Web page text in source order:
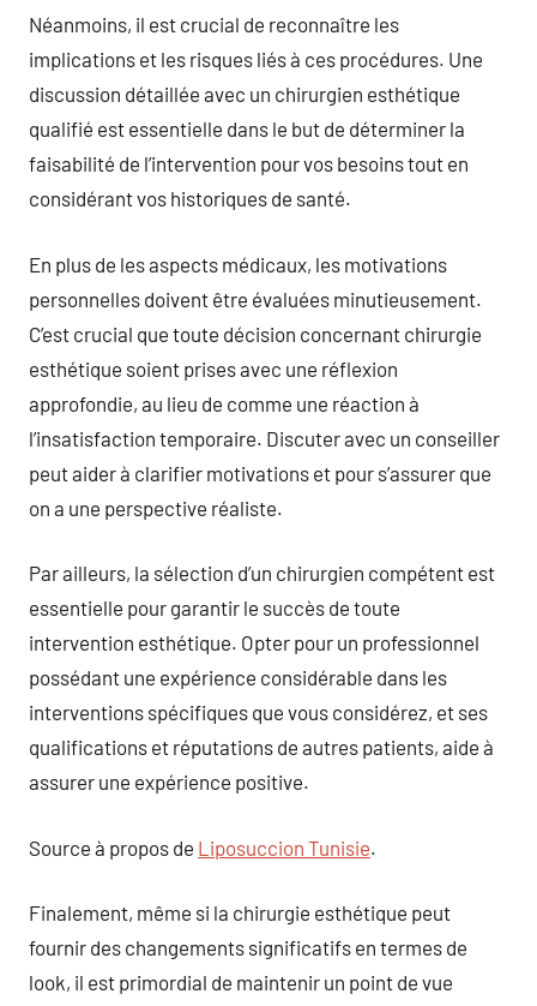
Néanmoins, il est crucial de reconnaître les
implications et les risques liés à ces procédures. Une
discussion détaillée avec un chirurgien esthétique
qualifié est essentielle dans le but de déterminer la
faisabilité de l’intervention pour vos besoins tout en
considérant vos historiques de santé.
En plus de les aspects médicaux, les motivations
personnelles doivent être évaluées minutieusement.
C’est crucial que toute décision concernant chirurgie
esthétique soient prises avec une réflexion
approfondie, au lieu de comme une réaction à
l’insatisfaction temporaire. Discuter avec un conseiller
peut aider à clarifier motivations et pour s’assurer que
on a une perspective réaliste.
Par ailleurs, la sélection d’un chirurgien compétent est
essentielle pour garantir le succès de toute
intervention esthétique. Opter pour un professionnel
possédant une expérience considérable dans les
interventions spécifiques que vous considérez, et ses
qualifications et réputations de autres patients, aide à
assurer une expérience positive.
Source à propos de Liposuccion Tunisie.
Finalement, même si la chirurgie esthétique peut
fournir des changements significatifs en termes de
look, il est primordial de maintenir un point de vue